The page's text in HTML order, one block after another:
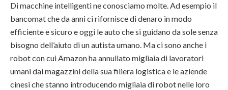
Di macchine intelligenti ne conosciamo molte. Ad esempio il
bancomat che da anni ci rifornisce di denaro in modo
efficiente e sicuro e oggi le auto che si guidano da sole senza
bisogno dell’aiuto di un autista umano. Ma ci sono anche i
robot con cui Amazon ha annullato migliaia di lavoratori
umani dai magazzini della sua filiera logistica e le aziende
cinesi che stanno introducendo migliaia di robot nelle loro